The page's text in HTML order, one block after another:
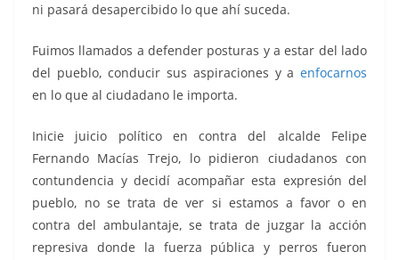
ni pasará desapercibido lo que ahí suceda.
Fuimos llamados a defender posturas y a estar del lado
del pueblo, conducir sus aspiraciones y a enfocarnos
en lo que al ciudadano le importa.
Inicie juicio político en contra del alcalde Felipe
Fernando Macías Trejo, lo pidieron ciudadanos con
contundencia y decidí acompañar esta expresión del
pueblo, no se trata de ver si estamos a favor o en
contra del ambulantaje, se trata de juzgar la acción
represiva donde la fuerza pública y perros fueron